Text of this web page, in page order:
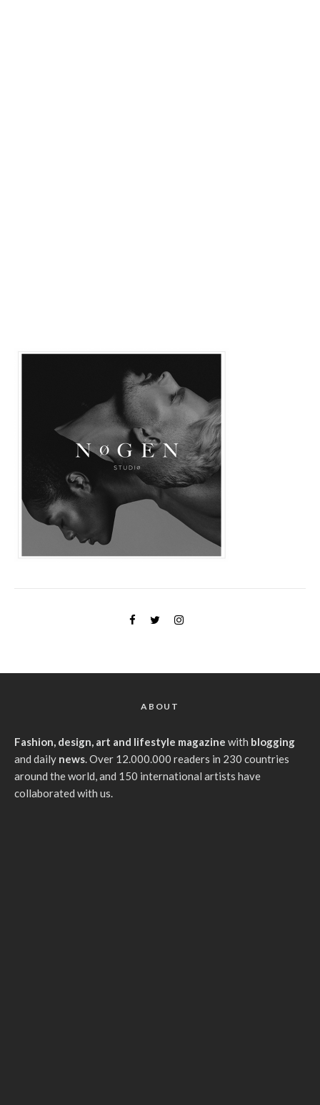
ABOUT
Fashion, design, art and lifestyle magazine with blogging
and daily news. Over 12.000.000 readers in 230 countries
around the world, and 150 international artists have
collaborated with us.